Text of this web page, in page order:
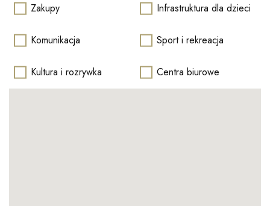
Zakupy Infrastruktura dla dzieci
Komunikacja Sport i rekreacja
Kultura i rozrywka Centra biurowe